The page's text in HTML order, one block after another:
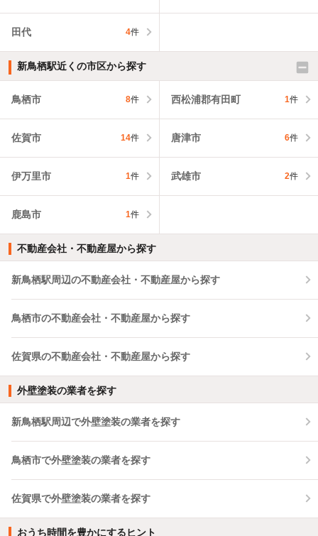
田代 4件
新鳥栖駅近くの市区から探す
鳥栖市 8件 西松浦郡有田町 1件
佐賀市 14件 唐津市 6件
伊万里市 1件 武雄市 2件
鹿島市 1件
不動産会社・不動産屋から探す
新鳥栖駅周辺の不動産会社・不動産屋から探す
鳥栖市の不動産会社・不動産屋から探す
佐賀県の不動産会社・不動産屋から探す
外壁塗装の業者を探す
新鳥栖駅周辺で外壁塗装の業者を探す
鳥栖市で外壁塗装の業者を探す
佐賀県で外壁塗装の業者を探す
おうち時間を豊かにするヒント